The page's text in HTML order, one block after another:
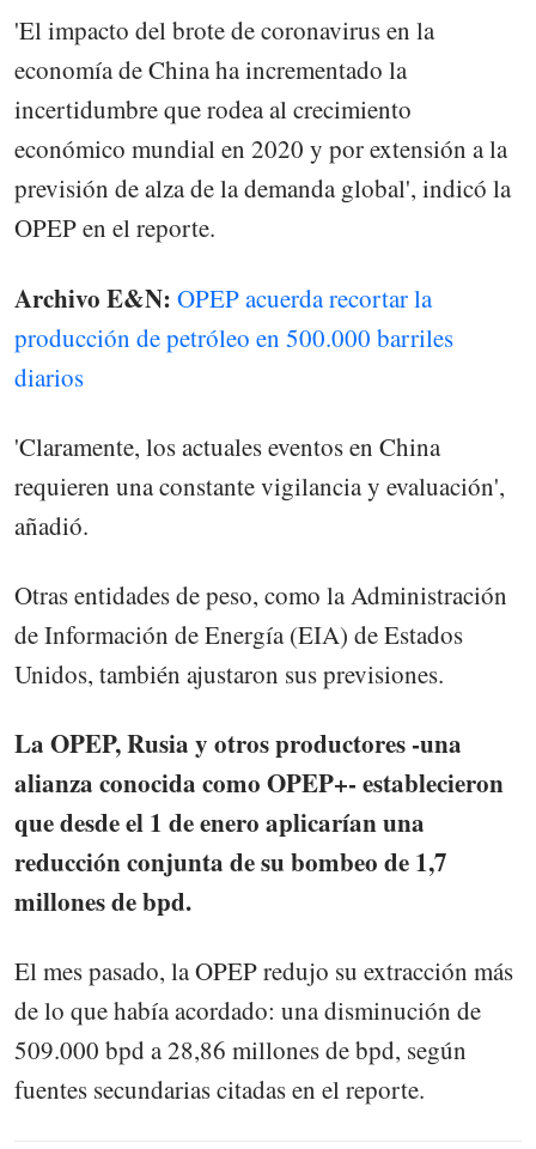
'El impacto del brote de coronavirus en la
economía de China ha incrementado la
incertidumbre que rodea al crecimiento
económico mundial en 2020 y por extensión a la
previsión de alza de la demanda global', indicó la
OPEP en el reporte.
Archivo E&N: OPEP acuerda recortar la
producción de petróleo en 500.000 barriles
diarios
'Claramente, los actuales eventos en China
requieren una constante vigilancia y evaluación',
añadió.
Otras entidades de peso, como la Administración
de Información de Energía (EIA) de Estados
Unidos, también ajustaron sus previsiones.
La OPEP, Rusia y otros productores -una
alianza conocida como OPEP+- establecieron
que desde el 1 de enero aplicarían una
reducción conjunta de su bombeo de 1,7
millones de bpd.
El mes pasado, la OPEP redujo su extracción más
de lo que había acordado: una disminución de
509.000 bpd a 28,86 millones de bpd, según
fuentes secundarias citadas en el reporte.